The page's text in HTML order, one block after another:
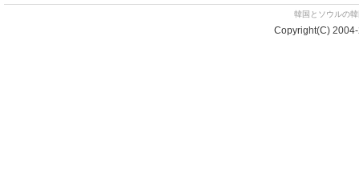
韓国とソウルの
Copyright(C)